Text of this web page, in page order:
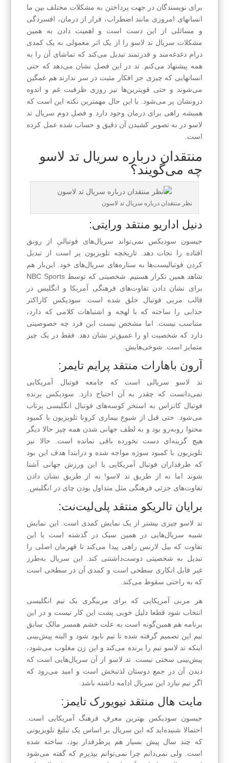
برای نویسندگان در جهت پرداختن به مشکلات مختلف بین ما
انسانهای امروزی مانند اضطراب، فرار از درمان، افسردگی
و مسائلی از این دست است و اهمیت دادن به همین
مشکلات سریال تد لاسو را از یک اثر معمولی به یک کمدی
درام دغدغه‌مند و قدرتمند تبدیل می‌کند که تماشای آن را به
همه پیشنهاد می‌کنم. تد در این فصل نشان می‌دهد که حتی
انسانهایی که چیزی جز افکار مثبت در سر ندارند هم غمگین
می‌شوند و حتی قویترین‌ها نیز روزی ظرفیت غم و اندوه
درونشان پر می‌شود. با این حال مهمترین نکته این است که
همیشه راهی برای درمان وجود دارد و فصل دوم سریال تد
لاسو در به تصویر کشیدن آن دقیق و حساب شده عمل کرده
است.
منتقدان درباره سریال تد لاسو
چه می‌گویند؟
نظر منتقدان درباره سریال تد لاسون
دنیل اداریو منتقد ورایتی:
جیسون سودیکس نمی‌تواند سریال‌های فوتبالیِ از رونق
افتاده را نجات دهد. تاریخچه تلویزیون پر است از تبدیل
کردن فوتبالیست‌ها به ستاره‌های سریال‌های خود. این‌بار هم
شاهد همین تکرار هستیم. شخصیتی که توسط NBC Sports
برای نشان دادن تفاوت‌های فرهنگی آمریکا و انگلیس در
قالب مربی فوتبال خلق شده‌ است. سودیکس کاراکتر
جذابی را ساخته که با لهجه و اشتباهات کلامی که دارد،
متناسب نیست. اما مشخص نیست این فرد چه خصوصیتی
دارد که شخصیت او را عمیق‌تر نشان دهد. فقط در یک چیز
متمایز است. شوخی‌هایش.
آرون باهارات منتقد پرایم تایمر:
تد‌ لاسو سریالی است که جامعه فوتبال آمریکایی
نمی‌دانست که چقدر به آن احتیاج دارد. سودیکس برنده
فوتبال کانزاس به استخر کوسه‌های فوتبال انگلیسی پرتاب
می‌شود. حتی قبل از شیوع بیماری کرونا تلویزیون با کمبود
محتوا روبه‌رو بود و به لطف جهانی شدن همه چیز حالا دیگر
هیچ گزینه‌ای دست نخورده باقی نمانده است. حالا نیز
تلویزیون با کمبود سوژه مواجه شده و درابتدا هدف این بود
که طرفداران فوتبال آمریکایی با این ورزش جهانی آشنا
شوند اما نه از طریق تد لاسو! نه از طریق نشان دادن
تفاوت‌های جزئی فرهنگی مثل متداول بودن چای در انگلیس.
برایان تالریکو منتقد پلی‌لیت‌نت:
تد لاسو چیزی بیشتر از یک نمایش کمدی است. این نمایش
شبیه سریال‌هایی در همین سبک در گذشته است با این
تفاوت که بیل لارنس راهی پیدا می‌کند تا قهرمان اصلی را
تبدیل به شخصیتی دوست‌داشتنی کند. این سریال به‌طرز
غیر قابل انکاری سطحی است و کمدی ‌آن در سطحی است
که به راحتی سقوط می‌کند.
هر مربی آمریکایی که برای مربیگری یک تیم انگلیسی
انتخاب شود قطعا دلیل خوبی پشت این کار نیست و در این
برنامه هم همین‌گونه است به علت خشم همسر مالک سابق
تیم این تصمیم گرفته شده تا تیم نابود شود و البته پیش‌بینی
اینکه تد لاسو تیم را برنده می‌کند و این زن مغلوب می‌شود،
پیش‌بینی سختی نیست. تد لاسو از آن سریال‌هایی است که
دیدن آن در جمع دوستان لذتبخش است و امید می‌رود که
اگر تیم نبازد این سریال ادامه داشته باشد.
مایت هال منتقد نیویورک تایمز:
جیسون سودیکس بهترین معرفِ فرهنگ آمریکایی است.
احتمالا شنیده‌اید که این سریال بر اساس یک تبلیغ تلویزیونی
که چند سال پیش بسیار هم پرطرفدار بود، ساخته شده‌
است. ولی نمی‌دانم چرا نمی‌توانم بپذیرم که گفته می‌شود